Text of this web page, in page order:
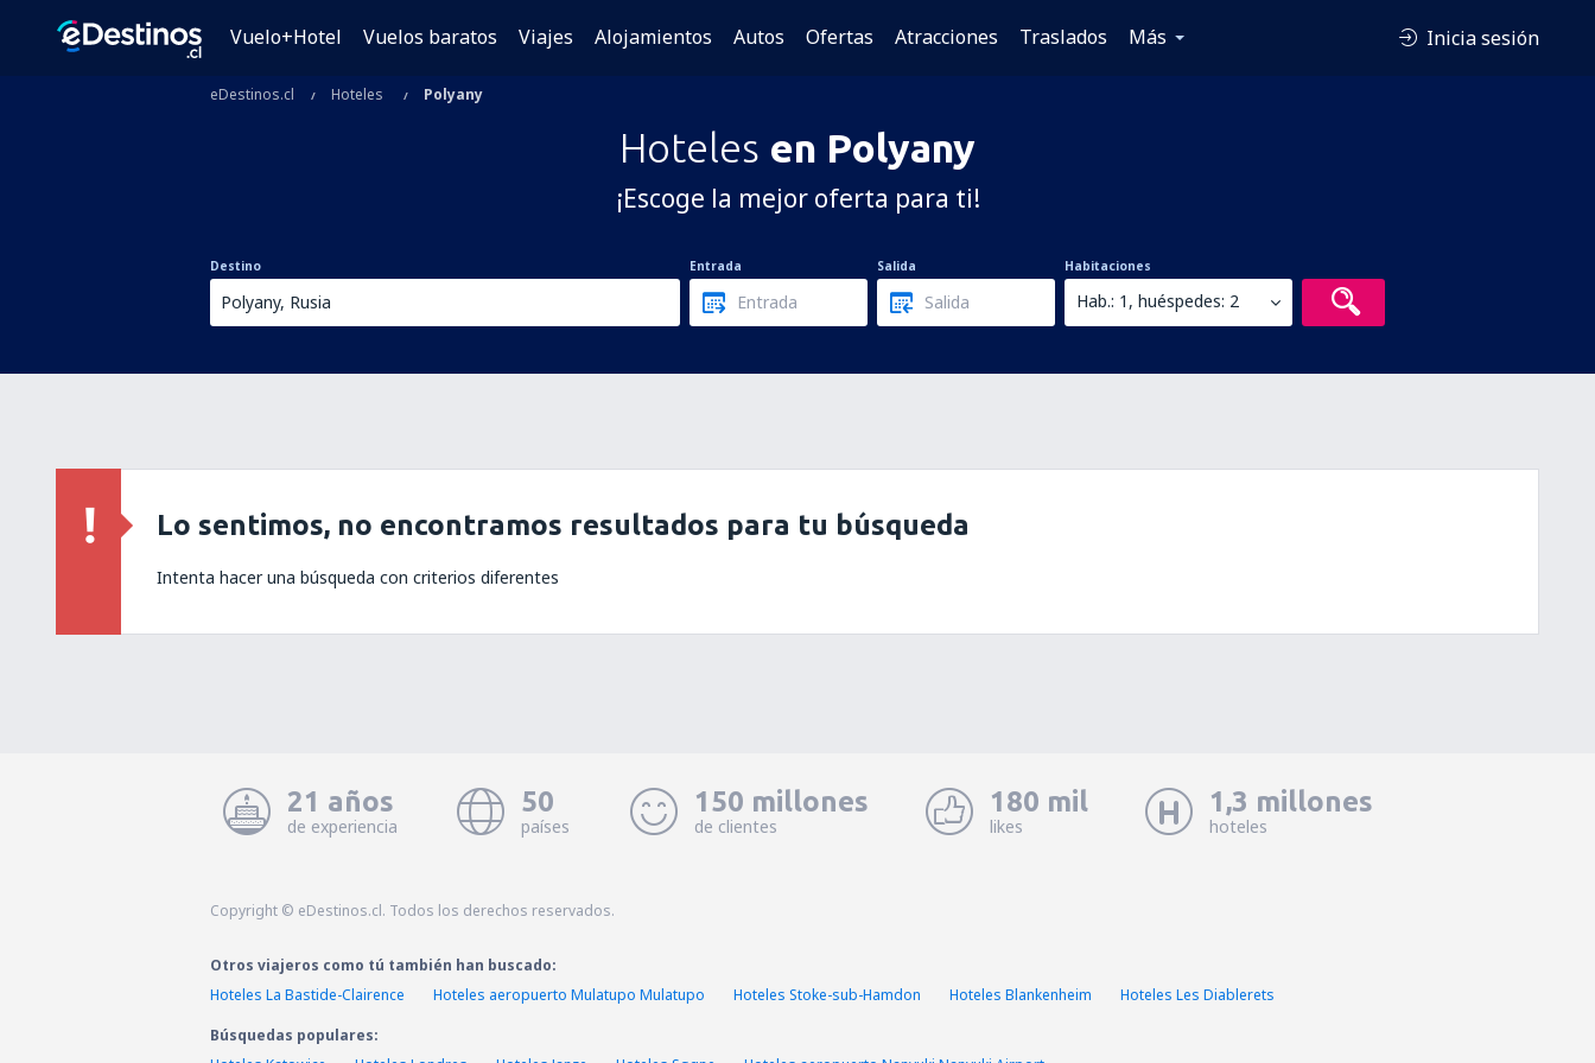
Vuelo+Hotel Vuelos baratos Viajes Alojamientos Autos Ofertas Atracciones Traslados Más Inicia sesión
eDestinos.cl Hoteles Polyany
Hoteles en Polyany
¡Escoge la mejor oferta para ti!
Destino Entrada Salida Habitaciones
Hab.: 1, huéspedes: 2
Lo sentimos, no encontramos resultados para tu búsqueda
Intenta hacer una búsqueda con criterios diferentes
21 años
de experiencia
50
países
150 millones
de clientes
180 mil
likes
1,3 millones
hoteles
Copyright © eDestinos.cl. Todos los derechos reservados.
Otros viajeros como tú también han buscado:
Hoteles La Bastide-Clairence
Hoteles aeropuerto Mulatupo Mulatupo Hoteles Stoke-sub-Hamdon Hoteles Blankenheim
Hoteles Les Diablerets
Búsquedas populares: